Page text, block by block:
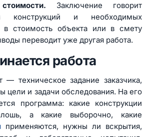
Заключение говорит
конструкций и необходимых
в стоимость объекта или в смету
переводит уже другая работа.
работа
— техническое задание заказчика,
цели и задачи обследования. На его
программа: какие конструкции
а какие выборочно, какие
применяются, нужны ли вскрытия,